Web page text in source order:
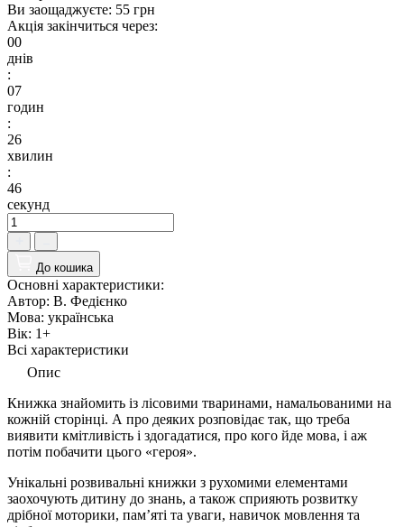
Ви заощаджуєте: 55 грн
Акція закінчиться через:
00
днів
:
07
годин
:
26
хвилин
:
45
секунд
До кошика
Основні характеристики:
Автор: В. Федієнко
Мова: українська
Вік: 1+
Всі характеристики
Опис
Книжка знайомить із лісовими тваринами, намальованими на
кожній сторінці. А про деяких розповідає так, що треба
виявити кмітливість і здогадатися, про кого йде мова, і аж
потім побачити цього «героя».
Унікальні розвивальні книжки з рухомими елементами
заохочують дитину до знань, а також сприяють розвитку
дрібної моторики, пам’яті та уваги, навичок мовлення та